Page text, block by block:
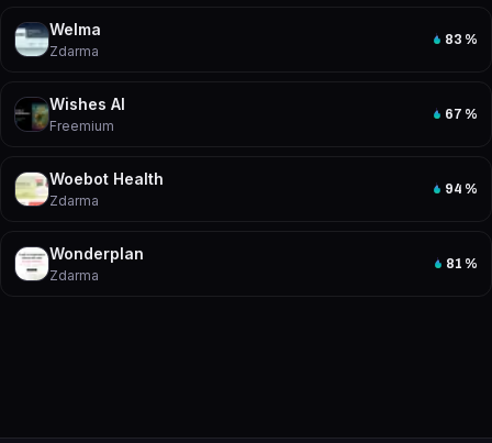
Welma
Zdarma
83 %
Wishes AI
Freemium
67 %
Woebot Health
Zdarma
94 %
Wonderplan
Zdarma
81 %